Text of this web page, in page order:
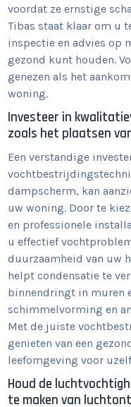
voordat ze ernstige
Tibas staat klaar om u
inspectie en advies op
gezond kunt houden.
genezen als het
woning.
Investeer in
zoals het plaatsen
Een verstandige
dampscherm, kan
uw woning. Door te
en professionele
u effectief
duurzaamheid van uw
helpt condensatie te
binnendringt in muren
schimmelvorming en
Met de juiste
genieten van een
leefomgeving voor
Houd de
te maken van